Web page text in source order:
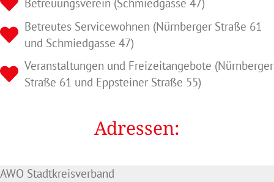
Betreutes Servicewohnen (Nürnberger Straße 61
und Schmiedgasse 47)
Veranstaltungen und Freizeitangebote (Nürnberger
Straße 61 und Eppsteiner Straße 55)
Adressen:
AWO Stadtkreisverband